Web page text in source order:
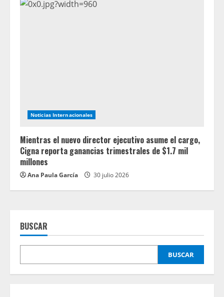
Noticias Internacionales
Mientras el nuevo director ejecutivo asume el cargo,
Cigna reporta ganancias trimestrales de $1.7 mil
millones
Ana Paula García 30 julio 2026
BUSCAR
BUSCAR